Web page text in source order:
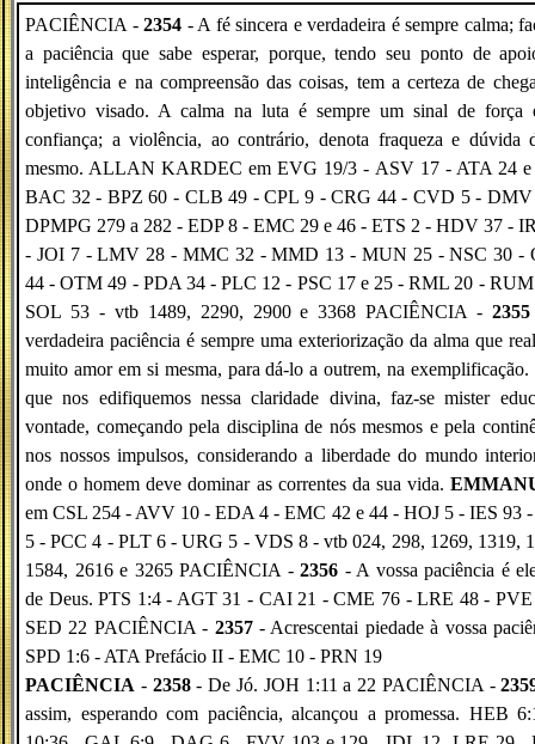
PACIÊNCIA - 2354 - A fé sincera e verdadeira é sempre calma;
a paciência que sabe esperar, porque, tendo seu ponto de
inteligência e na compreensão das coisas, tem a certeza de
objetivo visado. A calma na luta é sempre um sinal de força
confiança; a violência, ao contrário, denota fraqueza e dúvida
mesmo. ALLAN KARDEC em EVG 19/3 - ASV 17 - ATA 24 e
BAC 32 - BPZ 60 - CLB 49 - CPL 9 - CRG 44 - CVD 5 - DMV
DPMPG 279 a 282 - EDP 8 - EMC 29 e 46 - ETS 2 - HDV 37 -
- JOI 7 - LMV 28 - MMC 32 - MMD 13 - MUN 25 - NSC 30 -
44 - OTM 49 - PDA 34 - PLC 12 - PSC 17 e 25 - RML 20 -
SOL 53 - vtb 1489, 2290, 2900 e 3368 PACIÊNCIA -2355
verdadeira paciência é sempre uma exteriorização da alma que
muito amor em si mesma, para dá-lo a outrem, na exemplificação.
que nos edifiquemos nessa claridade divina, faz-se mister
vontade, começando pela disciplina de nós mesmos e pela
nos nossos impulsos, considerando a liberdade do mundo
onde o homem deve dominar as correntes da sua vida.
em CSL 254 - AVV 10 - EDA 4 - EMC 42 e 44 - HOJ 5 - IES 93
5 - PCC 4 - PLT 6 - URG 5 - VDS 8 - vtb 024, 298, 1269, 1319,
1584, 2616 e 3265 PACIÊNCIA - 2356 - A vossa paciência é
de Deus. PTS 1:4 - AGT 31 - CAI 21 - CME 76 - LRE 48 -
SED 22 PACIÊNCIA - 2357- Acrescentai piedade à vossa
SPD 1:6 - ATA Prefácio II - EMC 10 - PRN 19
PACIÊNCIA - 2358- De Jó. JOH 1:11 a 22 PACIÊNCIA -
assim, esperando com paciência, alcançou a promessa. HEB